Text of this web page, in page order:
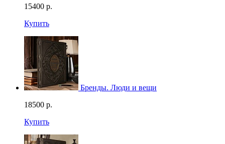
15400 р.
Купить
Бренды. Люди и вещи
18500 р.
Купить